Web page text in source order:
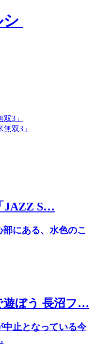
3」
JAZZ S…
にある、水色のこ
遊ぼう 長沼フ…
止となっている今